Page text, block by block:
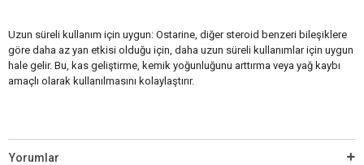
Uzun süreli kullanım için uygun: Ostarine, diğer steroid benzeri bileşiklere
göre daha az yan etkisi olduğu için, daha uzun süreli kullanımlar için uygun
hale gelir. Bu, kas geliştirme, kemik yoğunluğunu arttırma veya yağ kaybı
amaçlı olarak kullanılmasını kolaylaştırır.
Yorumlar